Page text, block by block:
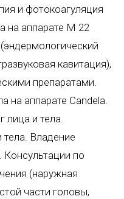
и фотокоагуляция
на аппарате M 22
кавитация),
препаратами.
на аппарате Candela.
лица и тела.
Владение
по
(наружная
части головы,